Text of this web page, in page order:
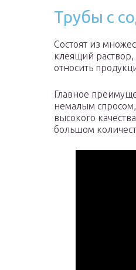
Трубы с
Состоят из
клеящий
относить
Главное
немалым
высокого
большом